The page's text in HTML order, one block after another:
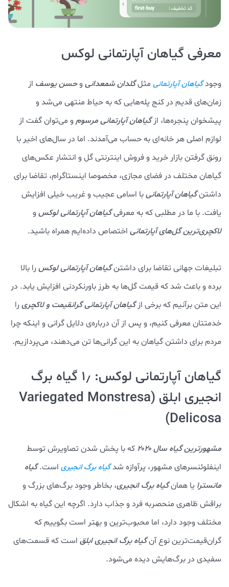
معرفی گیاهان آپارتمانی لوکس
وجودگیاهان آپارتمانی مثلگلدان شمعدانی وحسنیوسف از
زمان‌های قدیم در کنج پله‌هایی که به حیاط منتهی می‌شد و
پیشخوان پنجره‌ها، ازگیاهان آپارتمانی مرسوم و می‌توان گفت از
لوازم اصلی هر خانه‌ای به حساب می‌آمدند. اما در سال‌های اخیر با
رونق گرفتن بازار خرید و فروش اینترنتی گل و انتشار عکس‌های
گیاهان مختلف در فضای مجازی، مخصوصا اینستاگرام، تقاضا برای
داشتنگیاهان آپارتمانیبا اسامی عجیب و غریب خیلی افزایش
یافت. با ما در مطلبی که به معرفیگیاهان آپارتمانی لوکس و
لاکچری‌ترین گل‌های آپارتمانی اختصاص داده‌ایم همراه باشید.
تبلیغات جهانی تقاضا برای داشتنگیاهان آپارتمانی لوکس را بالا
برده و باعث شد که قیمت گل‌ها به طرز باورنکردنی افزایش یابد. در
این متن برآنیم که برخی ازگیاهان آپارتمانی گرانقیمت و لاکچری را
خدمتتان معرفی کنیم، و پس از آن درباره‌ی دلایل گرانی و اینکه چرا
مردم برای داشتن گیاهان به این گرانی‌ها تن می‌دهند، می‌پردازیم.
گیاهان آپارتمانی لوکس: ۱٫ گیاه برگ
انجیری ابلق (Variegated Monstresa
Delicosa)
مشهورترین گیاه سال ۲۰۲۰
که با پخش شدن تصاویرش توسط
اینفلوئنسرهای مشهور، پرآوازه شدگیاه برگ انجیری است.گیاه
مانسترا یا همانگیاه برگ انجیری، بخاطر وجود برگ‌های بزرگ و
براقش ظاهری منحصربه فرد و جذاب دارد. اگرچه این گیاه به اشکال
مختلف وجود دارد، اما محبوب‌ترین و بهتر است بگوییم که
گران‌قیمت‌ترین نوع آنگیاه برگ انجیری ابلق است که قسمت‌های
سفیدی در برگ‌هایش دیده می‌شود.